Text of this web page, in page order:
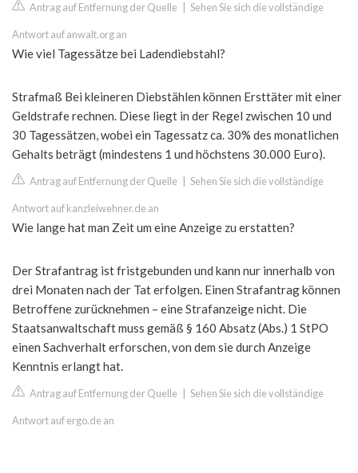
Antrag auf Entfernung der Quelle Sehen Sie sich die vollständige
Antwort auf anwalt.org an
Wie viel Tagessätze bei Ladendiebstahl?
Strafmaß Bei kleineren Diebstählen können Ersttäter mit einer
Geldstrafe rechnen. Diese liegt in der Regel zwischen 10 und
30 Tagessätzen, wobei ein Tagessatz ca. 30% des monatlichen
Gehalts beträgt (mindestens 1 und höchstens 30.000 Euro).
Antrag auf Entfernung der Quelle Sehen Sie sich die vollständige
Antwort auf kanzleiwehner.de an
Wie lange hat man Zeit um eine Anzeige zu erstatten?
Der Strafantrag ist fristgebunden und kann nur innerhalb von
drei Monaten nach der Tat erfolgen. Einen Strafantrag können
Betroffene zurücknehmen – eine Strafanzeige nicht. Die
Staatsanwaltschaft muss gemäß § 160 Absatz (Abs.) 1 StPO
einen Sachverhalt erforschen, von dem sie durch Anzeige
Kenntnis erlangt hat.
Antrag auf Entfernung der Quelle Sehen Sie sich die vollständige
Antwort auf ergo.de an